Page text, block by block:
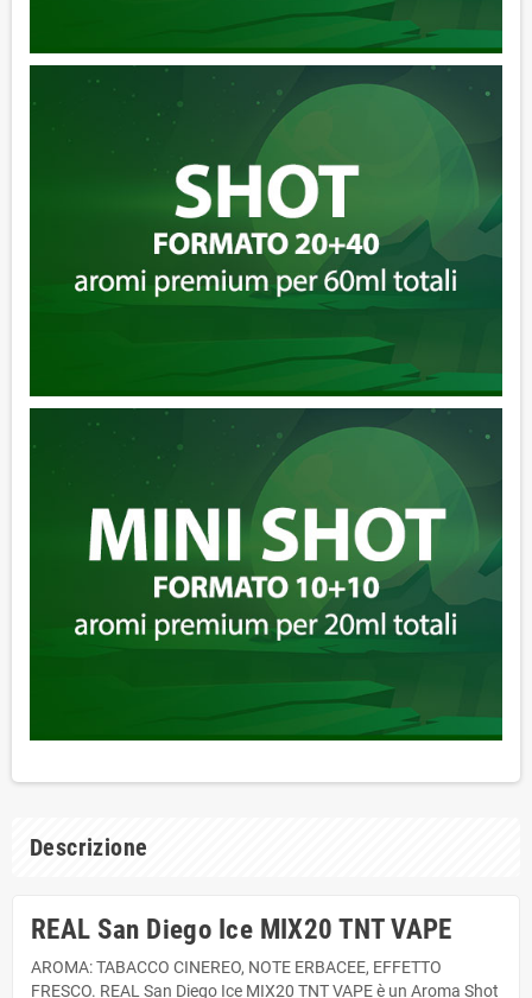
Descrizione
REAL San Diego Ice MIX20 TNT VAPE
AROMA: TABACCO CINEREO, NOTE ERBACEE, EFFETTO
FRESCO. REAL San Diego Ice MIX20 TNT VAPE è un Aroma Shot